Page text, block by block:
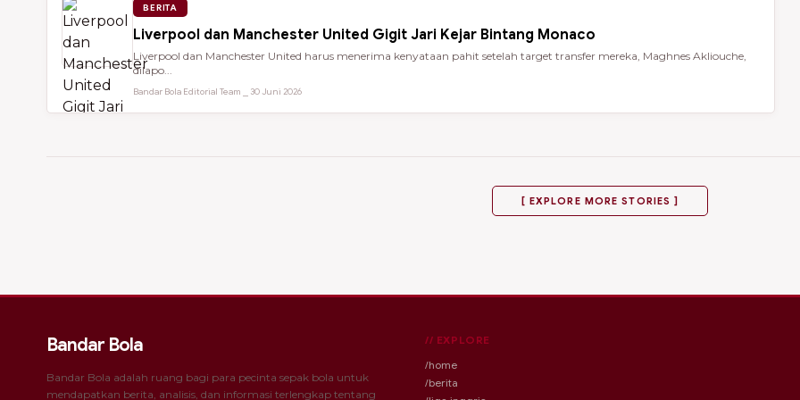
BERITA
Liverpool dan Manchester United Gigit Jari Kejar Bintang Monaco
Liverpool dan Manchester United harus menerima kenyataan pahit setelah target transfer mereka, Maghnes Akliouche,
dilapo...
Bandar Bola Editorial Team ⎯ 30 Juni 2026
[ EXPLORE MORE STORIES ]
Bandar Bola
Bandar Bola adalah ruang bagi para pecinta sepak bola untuk
mendapatkan berita, analisis, dan informasi terlengkap tentang
// EXPLORE
/home
/berita